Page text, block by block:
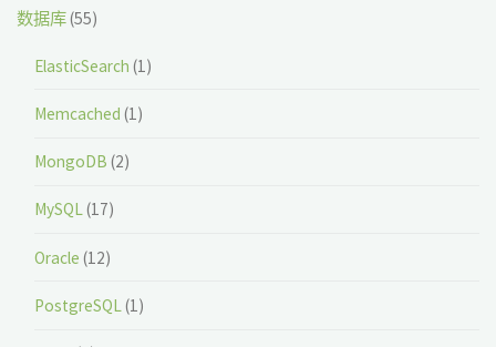
数据库(55)
ElasticSearch (1)
Memcached (1)
MongoDB (2)
MySQL(17)
Oracle (12)
PostgreSQL(1)